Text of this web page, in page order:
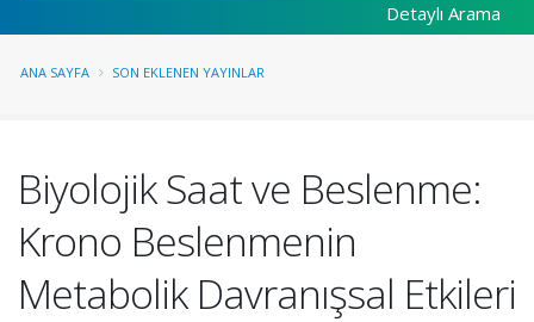
Detaylı Arama
ANA SAYFA SON EKLENEN YAYINLAR
Biyolojik Saat ve Beslenme:
Krono Beslenmenin
Metabolik Davranışsal Etkileri